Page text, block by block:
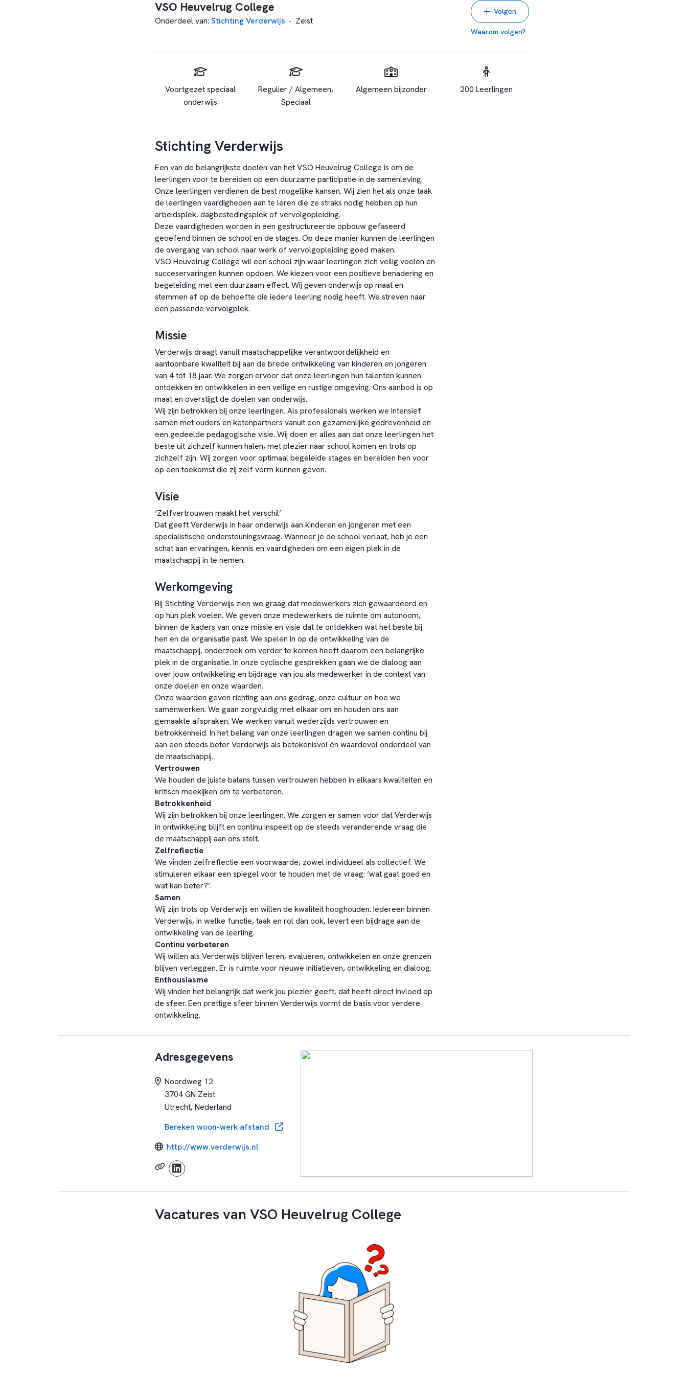
VSO Heuvelrug College
Onderdeel van: Stichting Verderwijs - Zeist
Volgen
Waarom volgen?
Voortgezet speciaal
onderwijs
Regulier / Algemeen,
Speciaal
Algemeen bijzonder 200 Leerlingen
Stichting Verderwijs
Een van de belangrijkste doelen van het VSO Heuvelrug College is om de
leerlingen voor te bereiden op een duurzame participatie in de samenleving.
Onze leerlingen verdienen de best mogelijke kansen. Wij zien het als onze taak
de leerlingen vaardigheden aan te leren die ze straks nodig hebben op hun
arbeidsplek, dagbestedingsplek of vervolgopleiding.
Deze vaardigheden worden in een gestructureerde opbouw gefaseerd
geoefend binnen de school en de stages. Op deze manier kunnen de leerlingen
de overgang van school naar werk of vervolgopleiding goed maken.
VSO Heuvelrug College wil een school zijn waar leerlingen zich veilig voelen en
succeservaringen kunnen opdoen. We kiezen voor een positieve benadering en
begeleiding met een duurzaam effect. Wij geven onderwijs op maat en
stemmen af op de behoefte die iedere leerling nodig heeft. We streven naar
een passende vervolgplek.
Missie
Verderwijs draagt vanuit maatschappelijke verantwoordelijkheid en
aantoonbare kwaliteit bij aan de brede ontwikkeling van kinderen en jongeren
van 4 tot 18 jaar. We zorgen ervoor dat onze leerlingen hun talenten kunnen
ontdekken en ontwikkelen in een veilige en rustige omgeving. Ons aanbod is op
maat en overstijgt de doelen van onderwijs.
Wij zijn betrokken bij onze leerlingen. Als professionals werken we intensief
samen met ouders en ketenpartners vanuit een gezamenlijke gedrevenheid en
een gedeelde pedagogische visie. Wij doen er alles aan dat onze leerlingen het
beste uit zichzelf kunnen halen, met plezier naar school komen en trots op
zichzelf zijn. Wij zorgen voor optimaal begeleide stages en bereiden hen voor
op een toekomst die zij zelf vorm kunnen geven.
Visie
‘Zelfvertrouwen maakt het verschil’
Dat geeft Verderwijs in haar onderwijs aan kinderen en jongeren met een
specialistische ondersteuningsvraag. Wanneer je de school verlaat, heb je een
schat aan ervaringen, kennis en vaardigheden om een eigen plek in de
maatschappij in te nemen.
Werkomgeving
Bij Stichting Verderwijs zien we graag dat medewerkers zich gewaardeerd en
op hun plek voelen. We geven onze medewerkers de ruimte om autonoom,
binnen de kaders van onze missie en visie dat te ontdekken wat het beste bij
hen en de organisatie past. We spelen in op de ontwikkeling van de
maatschappij, onderzoek om verder te komen heeft daarom een belangrijke
plek in de organisatie. In onze cyclische gesprekken gaan we de dialoog aan
over jouw ontwikkeling en bijdrage van jou als medewerker in de context van
onze doelen en onze waarden.
Onze waarden geven richting aan ons gedrag, onze cultuur en hoe we
samenwerken. We gaan zorgvuldig met elkaar om en houden ons aan
gemaakte afspraken. We werken vanuit wederzijds vertrouwen en
betrokkenheid. In het belang van onze leerlingen dragen we samen continu bij
aan een steeds beter Verderwijs als betekenisvol én waardevol onderdeel van
de maatschappij.
Vertrouwen
We houden de juiste balans tussen vertrouwen hebben in elkaars kwaliteiten en
kritisch meekijken om te verbeteren.
Betrokkenheid
Wij zijn betrokken bij onze leerlingen. We zorgen er samen voor dat Verderwijs
in ontwikkeling blijft en continu inspeelt op de steeds veranderende vraag die
de maatschappij aan ons stelt.
Zelfreflectie
We vinden zelfreflectie een voorwaarde, zowel individueel als collectief. We
stimuleren elkaar een spiegel voor te houden met de vraag: ‘wat gaat goed en
wat kan beter?’.
Samen
Wij zijn trots op Verderwijs en willen de kwaliteit hooghouden. Iedereen binnen
Verderwijs, in welke functie, taak en rol dan ook, levert een bijdrage aan de
ontwikkeling van de leerling.
Continu verbeteren
Wij willen als Verderwijs blijven leren, evalueren, ontwikkelen en onze grenzen
blijven verleggen. Er is ruimte voor nieuwe initiatieven, ontwikkeling en dialoog.
Enthousiasme
Wij vinden het belangrijk dat werk jou plezier geeft, dat heeft direct invloed op
de sfeer. Een prettige sfeer binnen Verderwijs vormt de basis voor verdere
ontwikkeling.
Adresgegevens
Noordweg 12
3704 GN Zeist
Utrecht, Nederland
Bereken woon-werk afstand
http://www.verderwijs.nl
Vacatures van VSO Heuvelrug College